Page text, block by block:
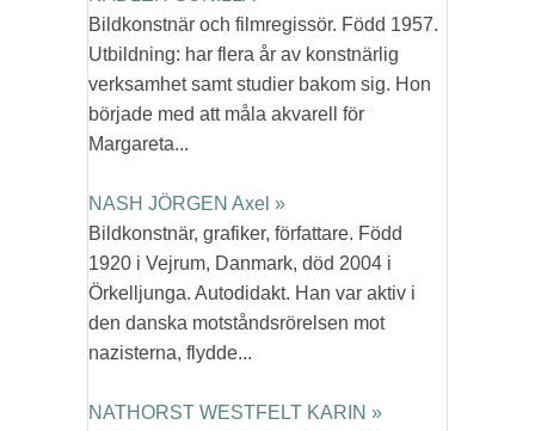
Bildkonstnär och filmregissör. Född 1957.
Utbildning: har flera år av konstnärlig
verksamhet samt studier bakom sig. Hon
började med att måla akvarell för
Margareta...
NASH JÖRGEN Axel »
Bildkonstnär, grafiker, författare. Född
1920 i Vejrum, Danmark, död 2004 i
Örkelljunga. Autodidakt. Han var aktiv i
den danska motståndsrörelsen mot
nazisterna, flydde...
NATHORST WESTFELT KARIN »